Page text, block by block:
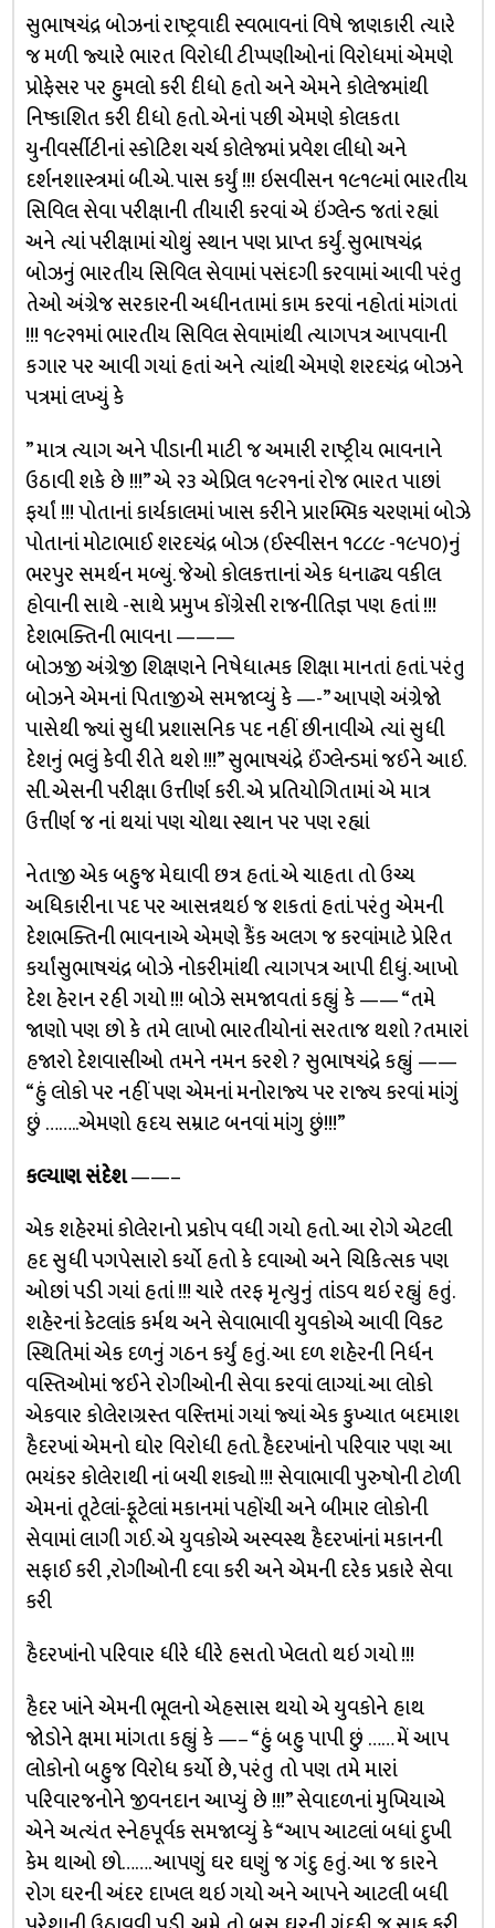
સુભાષચંદ્ર બોઝનાં રાષ્ટ્રવાદી સ્વભાવનાં વિષે જાણકારી ત્યારે
જ મળી જ્યારે ભારત વિરોધી ટીપ્પણીઓનાં વિરોધમાં એમણે
પ્રોફેસર પર હુમલો કરી દીધો હતો અને એમને કોલેજમાંથી
નિષ્કાશિત કરી દીધો હતો. એનાં પછી એમણે કોલકતા
યુનીવર્સીટીનાં સ્કોટિશ ચર્ચ કોલેજમાં પ્રવેશ લીધો અને
દર્શનશાસ્ત્રમાં બી.એ. પાસ કર્યું !!! ઇસવીસન ૧૯૧૯માં ભારતીય
સિવિલ સેવા પરીક્ષાની તીયારી કરવાં એ ઇંગ્લેન્ડ જતાં રહ્યાં
અને ત્યાં પરીક્ષામાં ચોથું સ્થાન પણ પ્રાપ્ત કર્યું. સુભાષચંદ્ર
બોઝનું ભારતીય સિવિલ સેવામાં પસંદગી કરવામાં આવી પરંતુ
તેઓ અંગ્રેજ સરકારની અધીનતામાં કામ કરવાં નહોતાં માંગતાં
!!! ૧૯૨૧માં ભારતીય સિવિલ સેવામાંથી ત્યાગપત્ર આપવાની
કગાર પર આવી ગયાં હતાં અને ત્યાંથી એમણે શરદચંદ્ર બોઝને
પત્રમાં લખ્યું કે
” માત્ર ત્યાગ અને પીડાની માટી જ અમારી રાષ્ટ્રીય ભાવનાને
ઉઠાવી શકે છે !!!” એ ૨૩ એપ્રિલ ૧૯૨૧નાં રોજ ભારત પાછાં
ફર્યાં !!! પોતાનાં કાર્યકાલમાં ખાસ કરીને પ્રારમ્ભિક ચરણમાં બોઝે
પોતાનાં મોટાભાઈ શરદચંદ્ર બોઝ (ઈસ્વીસન ૧૮૮૯ -૧૯૫૦)નું
ભરપુર સમર્થન મળ્યું. જેઓ કોલકત્તાનાં એક ધનાઢ્ય વકીલ
હોવાની સાથે -સાથે પ્રમુખ કોંગ્રેસી રાજનીતિજ્ઞ પણ હતાં !!!
દેશભક્તિની ભાવના ———
બોઝજી અંગ્રેજી શિક્ષણને નિષેધાત્મક શિક્ષા માનતાં હતાં. પરંતુ
બોઝને એમનાં પિતાજીએ સમજાવ્યું કે —-” આપણે અંગ્રેજો
પાસેથી જ્યાં સુધી પ્રશાસનિક પદ નહીં છીનાવીએ ત્યાં સુધી
દેશનું ભલું કેવી રીતે થશે !!!” સુભાષચંદ્રે ઈંગ્લેન્ડમાં જઈને આઈ.
સી. એસની પરીક્ષા ઉત્તીર્ણ કરી. એ પ્રતિયોગિતામાં એ માત્ર
ઉત્તીર્ણ જ નાં થયાં પણ ચોથા સ્થાન પર પણ રહ્યાં
નેતાજી એક બહુજ મેઘાવી છત્ર હતાં. એ ચાહતા તો ઉચ્ચ
અધિકારીના પદ પર આસન્નથઇ જ શકતાં હતાં. પરંતુ એમની
દેશભક્તિની ભાવનાએ એમણે કૈંક અલગ જ કરવાંમાટે પ્રેરિત
કર્યાંસુભાષચંદ્ર બોઝે નોકરીમાંથી ત્યાગપત્ર આપી દીધું. આખો
દેશ હેરાન રહી ગયો !!! બોઝે સમજાવતાં કહ્યું કે —— “તમે
જાણો પણ છો કે તમે લાખો ભારતીયોનાં સરતાજ થશો ?તમારાં
હજારો દેશવાસીઓ તમને નમન કરશે ? સુભાષચંદ્રે કહ્યું ——
“હું લોકો પર નહીં પણ એમનાં મનોરાજ્ય પર રાજ્ય કરવાં માંગું
છું ……..એમણો હૃદય સમ્રાટ બનવાં માંગુ છું!!!”
કલ્યાણ સંદેશ——–
એક શહેરમાં કોલેરાનો પ્રકોપ વધી ગયો હતો. આ રોગે એટલી
હદ સુધી પગપેસારો કર્યો હતો કે દવાઓ અને ચિકિત્સક પણ
ઓછાં પડી ગયાં હતાં !!! ચારે તરફ મૃત્યુનું તાંડવ થઇ રહ્યું હતું.
શહેરનાં કેટલાંક કર્મથ અને સેવાભાવી યુવકોએ આવી વિકટ
સ્થિતિમાં એક દળનું ગઠન કર્યું હતું. આ દળ શહેરની નિર્ધન
વસ્તિઓમાં જઈને રોગીઓની સેવા કરવાં લાગ્યાં. આ લોકો
એકવાર કોલેરાગ્રસ્ત વસ્ત્તિમાં ગયાં જ્યાં એક કુખ્યાત બદમાશ
હૈદરખાં એમનો ઘોર વિરોધી હતો. હૈદરખાંનો પરિવાર પણ આ
ભયંકર કોલેરાથી નાં બચી શક્યો !!! સેવાભાવી પુરુષોની ટોળી
એમનાં તૂટેલાં-ફૂટેલાં મકાનમાં પહોંચી અને બીમાર લોકોની
સેવામાં લાગી ગઈ. એ યુવકોએ અસ્વસ્થ હૈદરખાંનાં મકાનની
સફાઈ કરી ,રોગીઓની દવા કરી અને એમની દરેક પ્રકારે સેવા
કરી
હૈદરખાંનો પરિવાર ધીરે ધીરે હસતો ખેલતો થઇ ગયો !!!
હૈદર ખાંને એમની ભૂલનો એહસાસ થયો એ યુવકોને હાથ
જોડોને ક્ષમા માંગતા કહ્યું કે —– “હું બહુ પાપી છું …… મેં આપ
લોકોનો બહુજ વિરોધ કર્યો છે, પરંતુ તો પણ તમે મારાં
પરિવારજનોને જીવનદાન આપ્યું છે !!!” સેવાદળનાં મુખિયાએ
એને અત્યંત સ્નેહપૂર્વક સમજાવ્યું કે “આપ આટલાં બધાં દુખી
કેમ થાઓ છો……. આપણું ઘર ઘણું જ ગંદુ હતું. આ જ કારને
રોગ ઘરની અંદર દાખલ થઇ ગયો અને આપને આટલી બધી